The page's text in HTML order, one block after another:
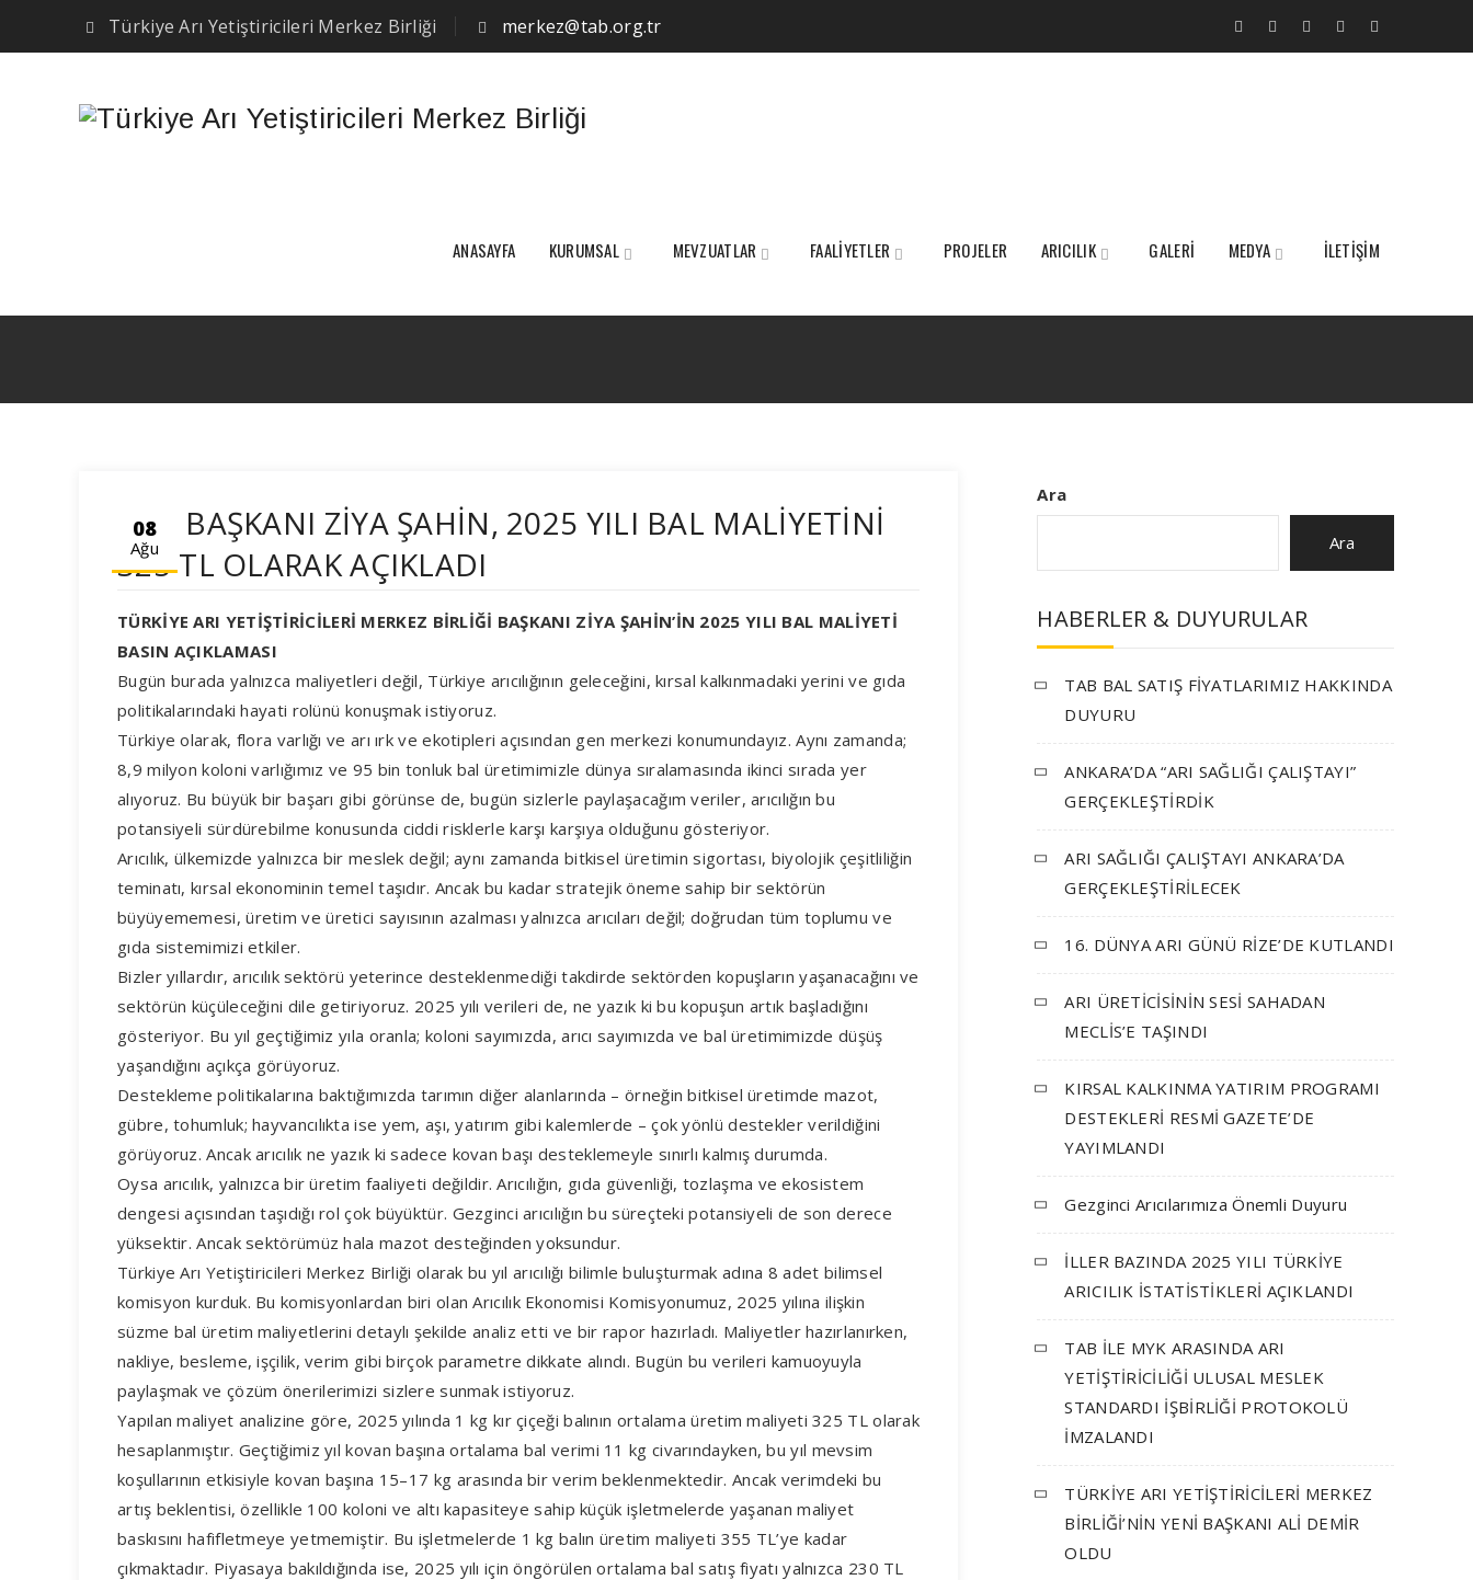
Türkiye Arı Yetiştiricileri Merkez Birliği merkez@tab.org.tr
ANASAYFA KURUMSAL MEVZUATLAR FAALİYETLER PROJELER ARICILIK GALERİ MEDYA İLETİŞİM
08
Ağu
TAB BAŞKANI ZİYA ŞAHİN, 2025 YILI BAL MALİYETİNİ
325 TL OLARAK AÇIKLADI
TÜRKİYE ARI YETİŞTİRİCİLERİ MERKEZ BİRLİĞİ BAŞKANI ZİYA ŞAHİN’İN 2025 YILI BAL MALİYETİ
BASIN AÇIKLAMASI
Bugün burada yalnızca maliyetleri değil, Türkiye arıcılığının geleceğini, kırsal kalkınmadaki yerini ve gıda
politikalarındaki hayati rolünü konuşmak istiyoruz.
Türkiye olarak, flora varlığı ve arı ırk ve ekotipleri açısından gen merkezi konumundayız. Aynı zamanda;
8,9 milyon koloni varlığımız ve 95 bin tonluk bal üretimimizle dünya sıralamasında ikinci sırada yer
alıyoruz. Bu büyük bir başarı gibi görünse de, bugün sizlerle paylaşacağım veriler, arıcılığın bu
potansiyeli sürdürebilme konusunda ciddi risklerle karşı karşıya olduğunu gösteriyor.
Arıcılık, ülkemizde yalnızca bir meslek değil; aynı zamanda bitkisel üretimin sigortası, biyolojik çeşitliliğin
teminatı, kırsal ekonominin temel taşıdır. Ancak bu kadar stratejik öneme sahip bir sektörün
büyüyememesi, üretim ve üretici sayısının azalması yalnızca arıcıları değil; doğrudan tüm toplumu ve
gıda sistemimizi etkiler.
Bizler yıllardır, arıcılık sektörü yeterince desteklenmediği takdirde sektörden kopuşların yaşanacağını ve
sektörün küçüleceğini dile getiriyoruz. 2025 yılı verileri de, ne yazık ki bu kopuşun artık başladığını
gösteriyor. Bu yıl geçtiğimiz yıla oranla; koloni sayımızda, arıcı sayımızda ve bal üretimimizde düşüş
yaşandığını açıkça görüyoruz.
Destekleme politikalarına baktığımızda tarımın diğer alanlarında – örneğin bitkisel üretimde mazot,
gübre, tohumluk; hayvancılıkta ise yem, aşı, yatırım gibi kalemlerde – çok yönlü destekler verildiğini
görüyoruz. Ancak arıcılık ne yazık ki sadece kovan başı desteklemeyle sınırlı kalmış durumda.
Oysa arıcılık, yalnızca bir üretim faaliyeti değildir. Arıcılığın, gıda güvenliği, tozlaşma ve ekosistem
dengesi açısından taşıdığı rol çok büyüktür. Gezginci arıcılığın bu süreçteki potansiyeli de son derece
yüksektir. Ancak sektörümüz hala mazot desteğinden yoksundur.
Türkiye Arı Yetiştiricileri Merkez Birliği olarak bu yıl arıcılığı bilimle buluşturmak adına 8 adet bilimsel
komisyon kurduk. Bu komisyonlardan biri olan Arıcılık Ekonomisi Komisyonumuz, 2025 yılına ilişkin
süzme bal üretim maliyetlerini detaylı şekilde analiz etti ve bir rapor hazırladı. Maliyetler hazırlanırken,
nakliye, besleme, işçilik, verim gibi birçok parametre dikkate alındı. Bugün bu verileri kamuoyuyla
paylaşmak ve çözüm önerilerimizi sizlere sunmak istiyoruz.
Yapılan maliyet analizine göre, 2025 yılında 1 kg kır çiçeği balının ortalama üretim maliyeti 325 TL olarak
hesaplanmıştır. Geçtiğimiz yıl kovan başına ortalama bal verimi 11 kg civarındayken, bu yıl mevsim
koşullarının etkisiyle kovan başına 15–17 kg arasında bir verim beklenmektedir. Ancak verimdeki bu
artış beklentisi, özellikle 100 koloni ve altı kapasiteye sahip küçük işletmelerde yaşanan maliyet
baskısını hafifletmeye yetmemiştir. Bu işletmelerde 1 kg balın üretim maliyeti 355 TL’ye kadar
çıkmaktadır. Piyasaya bakıldığında ise, 2025 yılı için öngörülen ortalama bal satış fiyatı yalnızca 230 TL
Ara
Ara
HABERLER & DUYURULAR
TAB BAL SATIŞ FİYATLARIMIZ HAKKINDA
DUYURU
ANKARA’DA “ARI SAĞLIĞI ÇALIŞTAYI”
GERÇEKLEŞTİRDİK
ARI SAĞLIĞI ÇALIŞTAYI ANKARA’DA
GERÇEKLEŞTİRİLECEK
16. DÜNYA ARI GÜNÜ RİZE’DE KUTLANDI
ARI ÜRETİCİSİNİN SESİ SAHADAN
MECLİS’E TAŞINDI
KIRSAL KALKINMA YATIRIM PROGRAMI
DESTEKLERİ RESMİ GAZETE’DE
YAYIMLANDI
Gezginci Arıcılarımıza Önemli Duyuru
İLLER BAZINDA 2025 YILI TÜRKİYE
ARICILIK İSTATİSTİKLERİ AÇIKLANDI
TAB İLE MYK ARASINDA ARI
YETİŞTİRİCİLİĞİ ULUSAL MESLEK
STANDARDI İŞBİRLİĞİ PROTOKOLÜ
İMZALANDI
TÜRKİYE ARI YETİŞTİRİCİLERİ MERKEZ
BİRLİĞİ’NİN YENİ BAŞKANI ALİ DEMİR
OLDU